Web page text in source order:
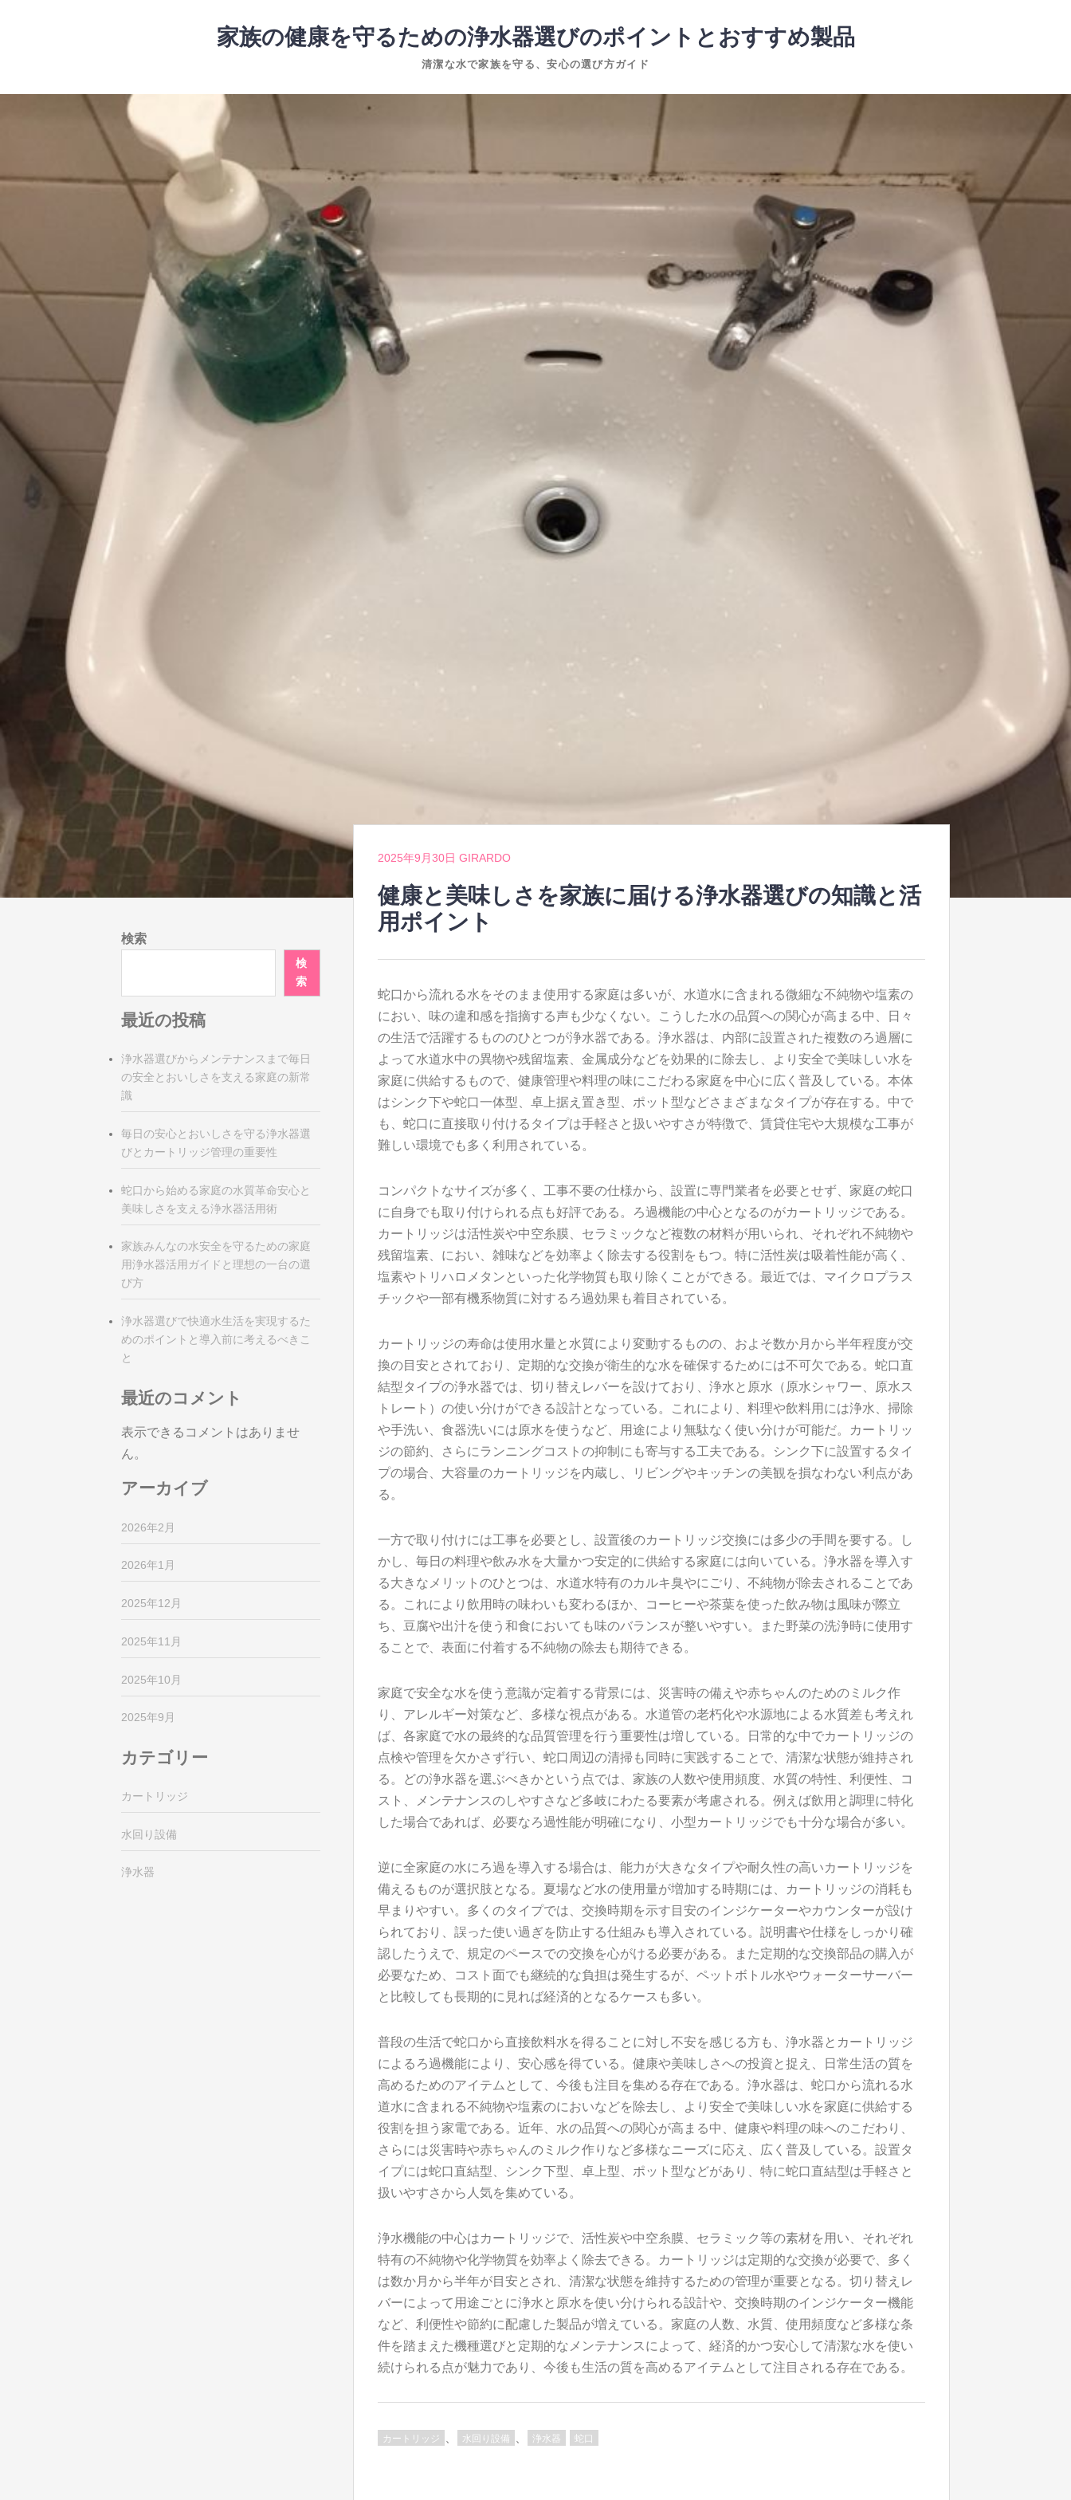
ツ
ッ
家族の健康を守るための浄水器選びのポイントとおすすめ製品
清潔な水で家族を守る、安心の選び方ガイド
テ
ン
プ
2025年9月30日 GIRARDO
健康と美味しさを家族に届ける浄水器選びの知識と活
用ポイント
蛇口から流れる水をそのまま使用する家庭は多いが、水道水に含まれる微細な不純物や塩素の
におい、味の違和感を指摘する声も少なくない。
こうした水の品質への関心が高まる中、日々
の生活で活躍するもののひとつが浄水器である。浄水器は、内部に設置された複数のろ過層に
よって水道水中の異物や残留塩素、金属成分などを効果的に除去し、より安全で美味しい水を
家庭に供給するもので、健康管理や料理の味にこだわる家庭を中心に広く普及している。本体
はシンク下や蛇口一体型、卓上据え置き型、ポット型などさまざまなタイプが存在する。中で
も、蛇口に直接取り付けるタイプは手軽さと扱いやすさが特徴で、賃貸住宅や大規模な工事が
難しい環境でも多く利用されている。
コンパクトなサイズが多く、工事不要の仕様から、設置に専門業者を必要とせず、家庭の蛇口
に自身でも取り付けられる点も好評である。ろ過機能の中心となるのがカートリッジである。
カートリッジは活性炭や中空糸膜、セラミックなど複数の材料が用いられ、それぞれ不純物や
残留塩素、におい、雑味などを効率よく除去する役割をもつ。特に活性炭は吸着性能が高く、
塩素やトリハロメタンといった化学物質も取り除くことができる。最近では、マイクロプラス
チックや一部有機系物質に対するろ過効果も着目されている。
カートリッジの寿命は使用水量と水質により変動するものの、およそ数か月から半年程度が交
換の目安とされており、定期的な交換が衛生的な水を確保するためには不可欠である。蛇口直
結型タイプの浄水器では、切り替えレバーを設けており、浄水と原水（原水シャワー、原水ス
トレート）の使い分けができる設計となっている。これにより、料理や飲料用には浄水、掃除
や手洗い、食器洗いには原水を使うなど、用途により無駄なく使い分けが可能だ。カートリッ
ジの節約、さらにランニングコストの抑制にも寄与する工夫である。シンク下に設置するタイ
プの場合、大容量のカートリッジを内蔵し、リビングやキッチンの美観を損なわない利点があ
る。
一方で取り付けには工事を必要とし、設置後のカートリッジ交換には多少の手間を要する。し
かし、毎日の料理や飲み水を大量かつ安定的に供給する家庭には向いている。浄水器を導入す
る大きなメリットのひとつは、水道水特有のカルキ臭やにごり、不純物が除去されることであ
る。これにより飲用時の味わいも変わるほか、コーヒーや茶葉を使った飲み物は風味が際立
ち、豆腐や出汁を使う和食においても味のバランスが整いやすい。また野菜の洗浄時に使用す
ることで、表面に付着する不純物の除去も期待できる。
家庭で安全な水を使う意識が定着する背景には、災害時の備えや赤ちゃんのためのミルク作
り、アレルギー対策など、多様な視点がある。水道管の老朽化や水源地による水質差も考えれ
ば、各家庭で水の最終的な品質管理を行う重要性は増している。日常的な中でカートリッジの
点検や管理を欠かさず行い、蛇口周辺の清掃も同時に実践することで、清潔な状態が維持され
る。どの浄水器を選ぶべきかという点では、家族の人数や使用頻度、水質の特性、利便性、コ
スト、メンテナンスのしやすさなど多岐にわたる要素が考慮される。例えば飲用と調理に特化
した場合であれば、必要なろ過性能が明確になり、小型カートリッジでも十分な場合が多い。
逆に全家庭の水にろ過を導入する場合は、能力が大きなタイプや耐久性の高いカートリッジを
備えるものが選択肢となる。夏場など水の使用量が増加する時期には、カートリッジの消耗も
早まりやすい。多くのタイプでは、交換時期を示す目安のインジケーターやカウンターが設け
られており、誤った使い過ぎを防止する仕組みも導入されている。説明書や仕様をしっかり確
認したうえで、規定のペースでの交換を心がける必要がある。また定期的な交換部品の購入が
必要なため、コスト面でも継続的な負担は発生するが、ペットボトル水やウォーターサーバー
と比較しても長期的に見れば経済的となるケースも多い。
普段の生活で蛇口から直接飲料水を得ることに対し不安を感じる方も、浄水器とカートリッジ
によるろ過機能により、安心感を得ている。健康や美味しさへの投資と捉え、日常生活の質を
高めるためのアイテムとして、今後も注目を集める存在である。浄水器は、蛇口から流れる水
道水に含まれる不純物や塩素のにおいなどを除去し、より安全で美味しい水を家庭に供給する
役割を担う家電である。近年、水の品質への関心が高まる中、健康や料理の味へのこだわり、
さらには災害時や赤ちゃんのミルク作りなど多様なニーズに応え、広く普及している。設置タ
イプには蛇口直結型、シンク下型、卓上型、ポット型などがあり、特に蛇口直結型は手軽さと
扱いやすさから人気を集めている。
浄水機能の中心はカートリッジで、活性炭や中空糸膜、セラミック等の素材を用い、それぞれ
特有の不純物や化学物質を効率よく除去できる。カートリッジは定期的な交換が必要で、多く
は数か月から半年が目安とされ、清潔な状態を維持するための管理が重要となる。切り替えレ
バーによって用途ごとに浄水と原水を使い分けられる設計や、交換時期のインジケーター機能
など、利便性や節約に配慮した製品が増えている。家庭の人数、水質、使用頻度など多様な条
件を踏まえた機種選びと定期的なメンテナンスによって、経済的かつ安心して清潔な水を使い
続けられる点が魅力であり、今後も生活の質を高めるアイテムとして注目される存在である。
カートリッジ 水回り設備 浄水器 蛇口
検索
検
索
最近の投稿
浄水器選びからメンテナンスまで毎日
の安全とおいしさを支える家庭の新常
識
毎日の安心とおいしさを守る浄水器選
びとカートリッジ管理の重要性
蛇口から始める家庭の水質革命安心と
美味しさを支える浄水器活用術
家族みんなの水安全を守るための家庭
用浄水器活用ガイドと理想の一台の選
び方
浄水器選びで快適水生活を実現するた
めのポイントと導入前に考えるべきこ
と
最近のコメント
表示できるコメントはありませ
ん。
アーカイブ
2026年2月
2026年1月
2025年12月
2025年11月
2025年10月
2025年9月
カテゴリー
カートリッジ
水回り設備
浄水器